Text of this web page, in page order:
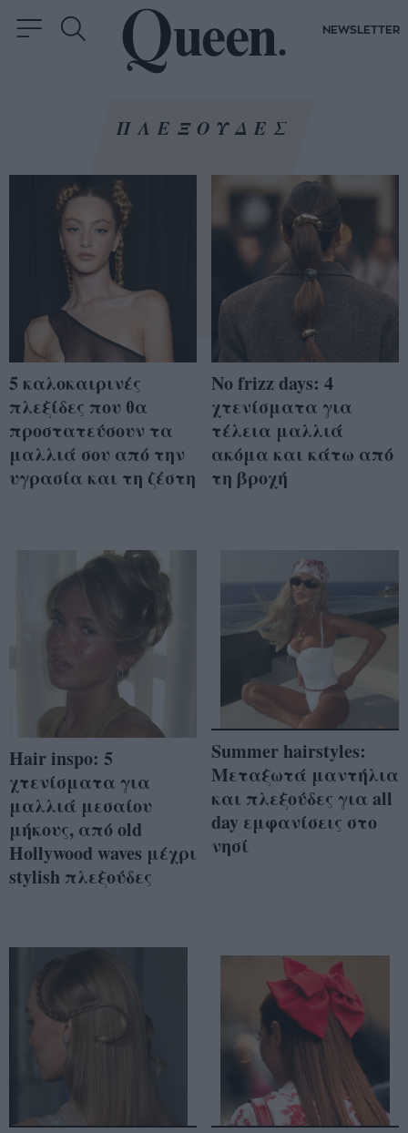
NEWSLETTER
ΠΛΕΞΟΥΔΕΣ
5 καλοκαιρινές
πλεξίδες που θα
προστατεύσουν τα
μαλλιά σου από την
υγρασία και τη ζέστη
No frizz days: 4
χτενίσματα για
τέλεια μαλλιά
ακόμα και κάτω από
τη βροχή
Hair inspo: 5
χτενίσματα για
μαλλιά μεσαίου
μήκους, από old
Hollywood waves μέχρι
stylish πλεξούδες
Summer hairstyles:
Μεταξωτά μαντήλια
και πλεξούδες για all
day εμφανίσεις στο
νησί